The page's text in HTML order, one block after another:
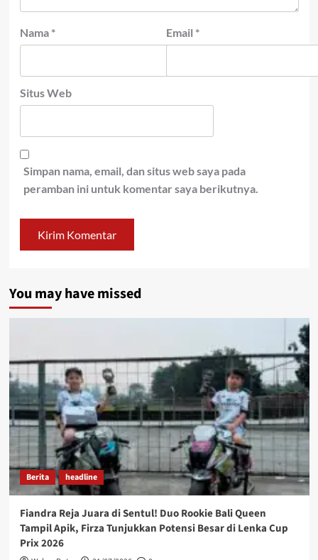
Nama * Email *
Situs Web
Simpan nama, email, dan situs web saya pada
peramban ini untuk komentar saya berikutnya.
You may have missed
Berita headline
Fiandra Reja Juara di Sentul! Duo Rookie Bali Queen
Tampil Apik, Firza Tunjukkan Potensi Besar di Lenka Cup
Prix 2026